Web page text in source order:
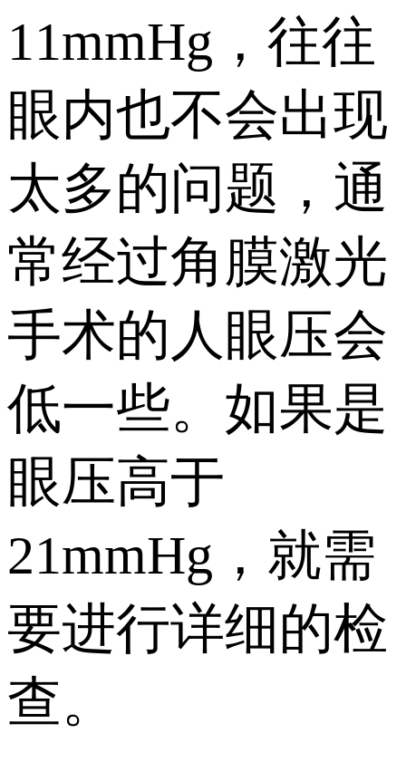
11mmHg，往往
眼内也不会出现
太多的问题，通
常经过角膜激光
手术的人眼压会
低一些。如果是
眼压高于
21mmHg，就需
要进行详细的检
查。